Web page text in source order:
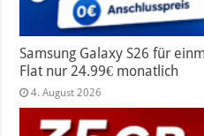
Samsung Galaxy S26 für
Flat nur 24.99€ monatlich
4. August 2026